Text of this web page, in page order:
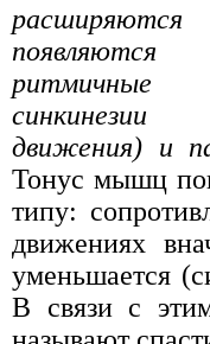
расширяются
появляются
ритмичные
движения) и
Тонус мышц
типу:
движениях
уменьшается
В связи с